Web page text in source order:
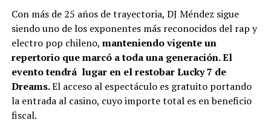
Con más de 25 años de trayectoria, DJ Méndez sigue
siendo uno de los exponentes más reconocidos del rap y
electro pop chileno, manteniendo vigente un
repertorio que marcó a toda una generación. El
evento tendrá lugar en el restobar Lucky 7 de
Dreams.El acceso al espectáculo es gratuito portando
la entrada al casino, cuyo importe total es en beneficio
fiscal.